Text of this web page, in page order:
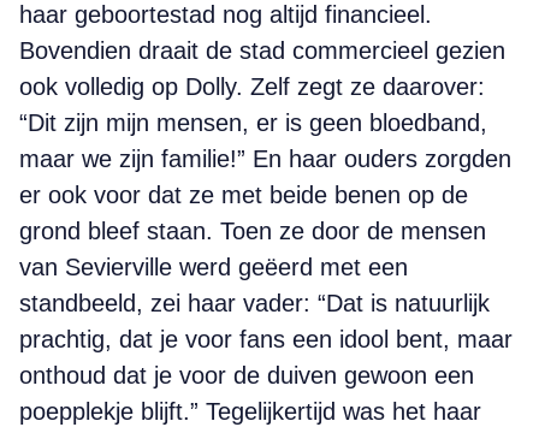
haar geboortestad nog altijd financieel.
Bovendien draait de stad commercieel gezien
ook volledig op Dolly. Zelf zegt ze daarover:
“Dit zijn mijn mensen, er is geen bloedband,
maar we zijn familie!” En haar ouders zorgden
er ook voor dat ze met beide benen op de
grond bleef staan. Toen ze door de mensen
van Sevierville werd geëerd met een
standbeeld, zei haar vader: “Dat is natuurlijk
prachtig, dat je voor fans een idool bent, maar
onthoud dat je voor de duiven gewoon een
poepplekje blijft.” Tegelijkertijd was het haar